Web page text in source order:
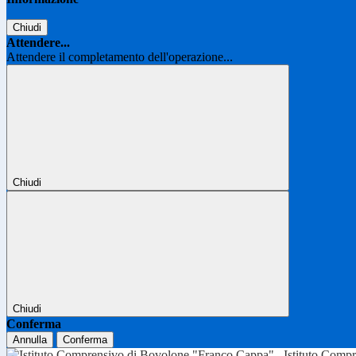
Chiudi
Attendere...
Attendere il completamento dell'operazione...
Chiudi
Chiudi
Conferma
Annulla Conferma